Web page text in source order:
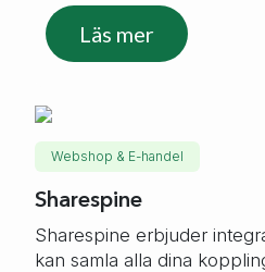
Läs mer
Webshop & E-handel
Sharespine
Sharespine erbjuder
kan samla alla dina